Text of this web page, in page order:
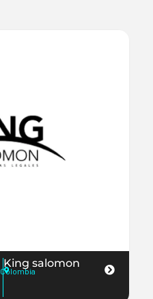
King salomon
Colombia